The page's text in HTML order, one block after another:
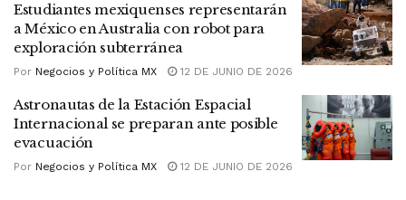
Estudiantes mexiquenses representarán
a México en Australia con robot para
exploración subterránea
Por Negocios y Política MX 12 DE JUNIO DE 2026
Astronautas de la Estación Espacial
Internacional se preparan ante posible
evacuación
Por Negocios y Política MX 12 DE JUNIO DE 2026